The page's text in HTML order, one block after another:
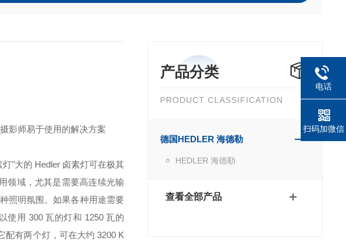
产品分类
PRODUCT CLASSIFICATION
德国HEDLER 海德勒
HEDLER 海德勒
查看全部产品
影师易于使用的解决方案
灯"大的 Hedler 卤素灯可在极其
领域，尤其是需要高连续光输
照明氛围。如果各种用途需要
使用 300 瓦的灯和 1250 瓦的
配有两个灯，可在大约 3200 K
电话
扫码加微信